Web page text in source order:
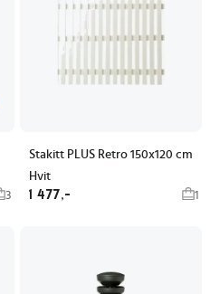
3
Stakitt PLUS Retro 150x120 cm
Hvit
1 477,- 1